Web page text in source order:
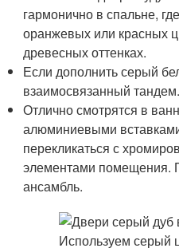
гармонично в спальне,
оранжевых или красных
древесных оттенках.
Если дополнить серый
взаимосвязанный тандем.
Отлично смотрятся в
алюминиевыми
перекликаться с
элементами помещения.
ансамбль.